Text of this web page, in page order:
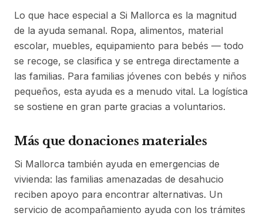
Lo que hace especial a Si Mallorca es la magnitud
de la ayuda semanal. Ropa, alimentos, material
escolar, muebles, equipamiento para bebés — todo
se recoge, se clasifica y se entrega directamente a
las familias. Para familias jóvenes con bebés y niños
pequeños, esta ayuda es a menudo vital. La logística
se sostiene en gran parte gracias a voluntarios.
Más que donaciones materiales
Si Mallorca también ayuda en emergencias de
vivienda: las familias amenazadas de desahucio
reciben apoyo para encontrar alternativas. Un
servicio de acompañamiento ayuda con los trámites